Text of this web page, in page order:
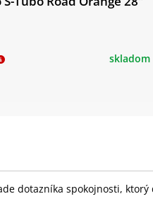
skladom
dotazníka spokojnosti,